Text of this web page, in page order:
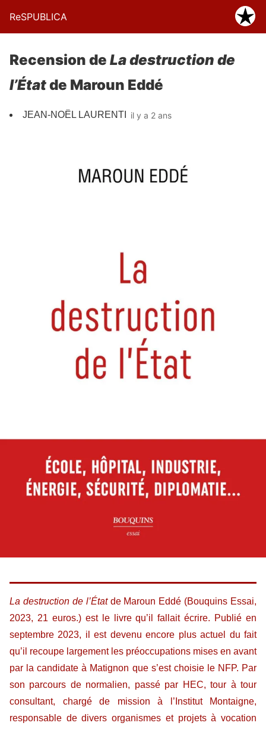
ReSPUBLICA
Recension de La destruction de
l’Étatde Maroun Eddé
JEAN-NOËL LAURENTI il y a 2 ans
La destruction de l’Étatde Maroun Eddé (Bouquins Essai,
2023, 21 euros.) est le livre qu’il fallait écrire. Publié en
septembre 2023, il est devenu encore plus actuel du fait
qu’il recoupe largement les préoccupations mises en avant
par la candidate à Matignon que s’est choisie le NFP. Par
son parcours de normalien, passé par HEC, tour à tour
consultant, chargé de mission à l’Institut Montaigne,
responsable de divers organismes et projets à vocation